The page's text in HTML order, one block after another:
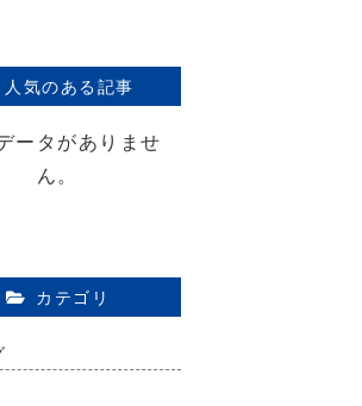
人気のある記事
ータがありませ
ん。
カテゴリ